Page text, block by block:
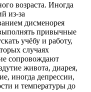
возраста. Иногда
из-за
дисменорея
привычные
учёбу и работу,
случаях
сопровождают
живота, диарея,
иногда депрессии,
и температуры до